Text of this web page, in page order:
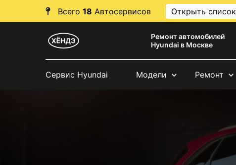
Всего 18 Автосервисов Открыть список
Ремонт автомобилей
Hyundai в Москве
Сервис Hyundai Модели Ремонт